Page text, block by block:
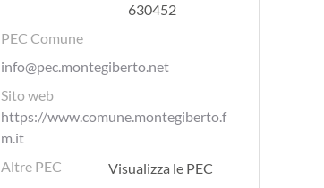
630452
PEC Comune
info@pec.montegiberto.net
Sito web
https://www.comune.montegiberto.f
m.it
Altre PEC
Visualizza le PEC